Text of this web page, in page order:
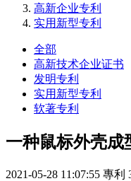
高新企业专利
实用新型专利
全部
高新技术企业证书
发明专利
实用新型专利
软著专利
一种鼠标外壳成
2021-05-28 11:07:55 專利